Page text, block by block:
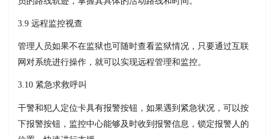
3.9 远程监控视查
管理人员如果不在监狱也可随时查看监狱情况，只要通过互联
网对系统进行操作，就可以实现远程管理和监控。
3.10 紧急求救呼叫
干警和犯人定位卡具有报警按钮，如果遇到紧急状况，可以按
下报警按钮，监控中心能够及时收到报警信息，锁定报警人的